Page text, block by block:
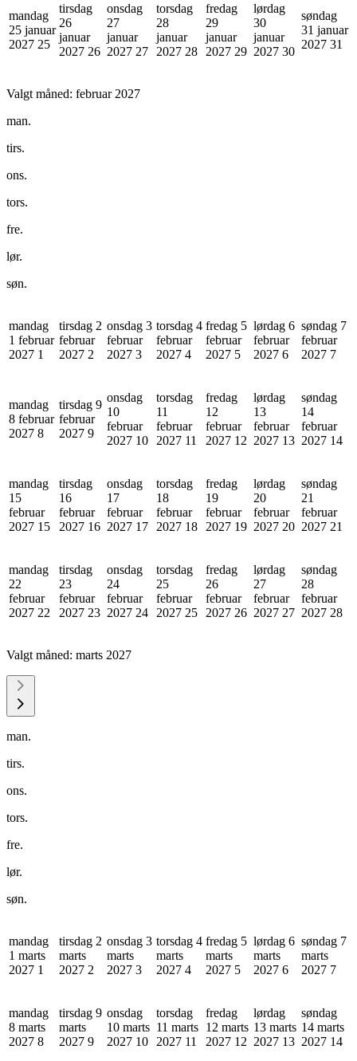
mandag
25 januar
2027 25
tirsdag
26
januar
2027 26
onsdag
27
januar
2027 27
torsdag
28
januar
2027 28
fredag
29
januar
2027 29
lørdag
30
januar
2027 30
søndag
31 januar
2027 31
Valgt måned: februar 2027
man.
tirs.
ons.
tors.
fre.
lør.
søn.
mandag
1 februar
2027 1
tirsdag 2
februar
2027 2
onsdag 3
februar
2027 3
torsdag 4
februar
2027 4
fredag 5
februar
2027 5
lørdag 6
februar
2027 6
søndag 7
februar
2027 7
mandag
8 februar
2027 8
tirsdag 9
februar
2027 9
onsdag
10
februar
2027 10
torsdag
11
februar
2027 11
fredag
12
februar
2027 12
lørdag
13
februar
2027 13
søndag
14
februar
2027 14
mandag
15
februar
2027 15
tirsdag
16
februar
2027 16
onsdag
17
februar
2027 17
torsdag
18
februar
2027 18
fredag
19
februar
2027 19
lørdag
20
februar
2027 20
søndag
21
februar
2027 21
mandag
22
februar
2027 22
tirsdag
23
februar
2027 23
onsdag
24
februar
2027 24
torsdag
25
februar
2027 25
fredag
26
februar
2027 26
lørdag
27
februar
2027 27
søndag
28
februar
2027 28
Valgt måned: marts 2027
man.
tirs.
ons.
tors.
fre.
lør.
søn.
mandag
1 marts
2027 1
tirsdag 2
marts
2027 2
onsdag 3
marts
2027 3
torsdag 4
marts
2027 4
fredag 5
marts
2027 5
lørdag 6
marts
2027 6
søndag 7
marts
2027 7
mandag
8 marts
2027 8
tirsdag 9
marts
2027 9
onsdag
10 marts
2027 10
torsdag
11 marts
2027 11
fredag
12 marts
2027 12
lørdag
13 marts
2027 13
søndag
14 marts
2027 14